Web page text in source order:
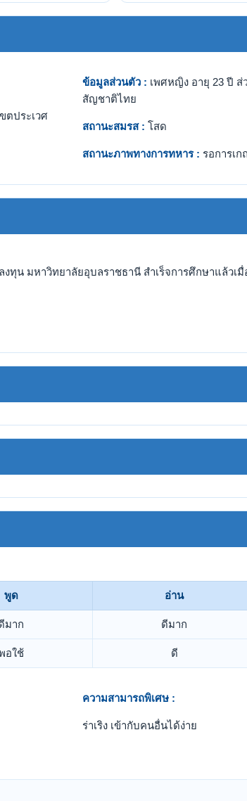
ตประเวศ
ข้อมูลส่วนตัว : เพศหญิง อายุ 23 ปี ส่
สัญชาติไทย
สถานะสมรส : โสด
สถานะภาพทางการทหาร : รอการเ
น มหาวิทยาลัยอุบลราชธานี สำเร็จการศึกษาแล้วเมื่
พูด อ่าน
มาก ดีมาก
อใช้ ดี
ความสามารถพิเศษ :
ร่าเริง เข้ากับคนอื่นได้ง่าย